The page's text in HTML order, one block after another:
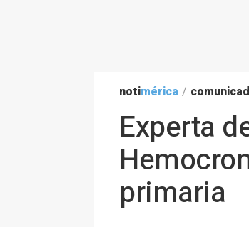
notimérica /
Experta
primaria